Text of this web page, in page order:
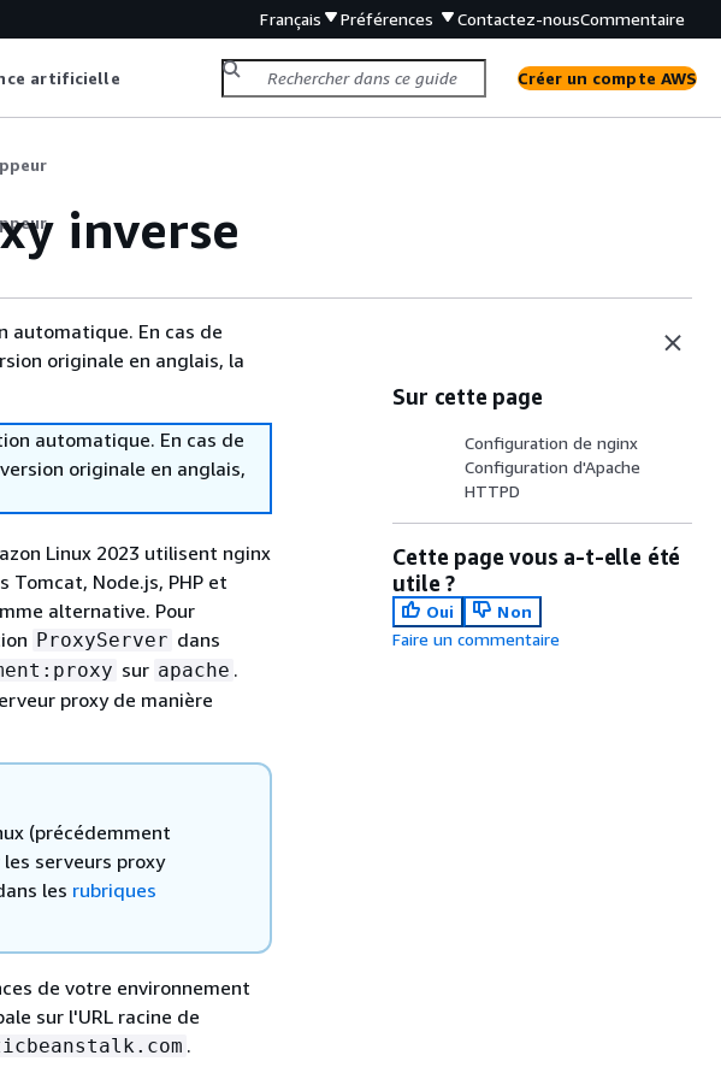
Français Préférences Contactez-nousCommentaire
artificielle Créer un compte AWS
inverse
En cas de
originale en anglais, la
automatique. En cas de
originale en anglais,
Linux 2023 utilisent nginx
Node.js, PHP et
alternative. Pour
ProxyServer dans
sur apache .
proxy de manière
(précédemment
serveurs proxy
les rubriques
de votre environnement
sur l'URL racine de
.
Sur cette page
Configuration de nginx
Configuration d'Apache
HTTPD
Cette page vous a-t-elle été
utile ?
Oui
Non
Faire un commentaire